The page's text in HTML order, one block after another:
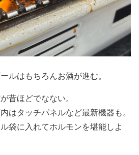
ルはもちろんお酒が進む。
昔ほどでなない。
はタッチパネルなど最新機器も。
袋に入れてホルモンを堪能しよ